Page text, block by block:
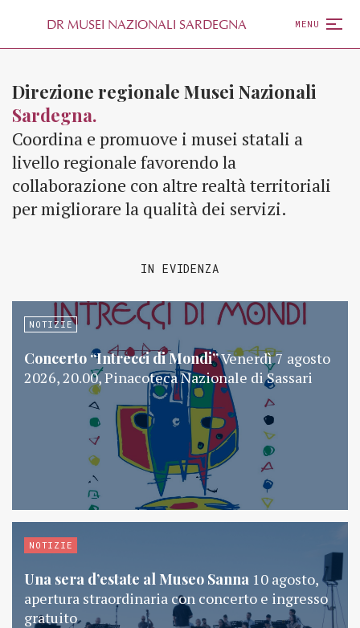
DR MUSEI NAZIONALI SARDEGNA MENU
Direzione regionale Musei Nazionali
Sardegna.
Coordina e promuove i musei statali a
livello regionale favorendo la
collaborazione con altre realtà territoriali
per migliorare la qualità dei servizi.
IN EVIDENZA
NOTIZIE
Concerto “Intrecci di Mondi”Venerdì 7 agosto
2026, 20.00, Pinacoteca Nazionale di Sassari
NOTIZIE
Una sera d’estate al Museo Sanna 10 agosto,
apertura straordinaria con concerto e ingresso
gratuito